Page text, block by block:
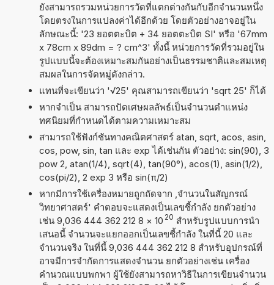
ยังสามารถรวมหน่วยการวัดที่แตกต่างกันกับอีกจำนวนหนึ่ง
โดยตรงในการแปลงค่าได้อีกด้วย โดยตัวอย่างอาจอยู่ใน
ลักษณะนี้: '23 ยอตตะบิต + 34 ยอตตะบิต SI' หรือ '67mm
x 78cm x 89dm = ? cm^3' ทั้งนี้ หน่วยการวัดที่รวมอยู่ใน
รูปแบบนี้จะต้องเหมาะสมกันอย่างเป็นธรรมชาติและสมเหตุ
สมผลในการจัดหมู่ดังกล่าว.
แทนที่จะเขียนว่า '√25' คุณสามารถเขียนว่า 'sqrt 25' ก็ได้
หากจำเป็น สามารถปัดเศษผลลัพธ์เป็นจำนวนตำแหน่ง
ทศนิยมที่กำหนดได้ตามความเหมาะสม
สามารถใช้ฟังก์ชันทางคณิตศาสตร์ atan, sqrt, acos, asin,
cos, pow, sin, tan และ exp ได้เช่นกัน ตัวอย่าง: sin(90), 3
pow 2, atan(1/4), sqrt(4), tan(90°), acos(1), asin(1/2),
cos(pi/2), 2 exp 3 หรือ sin(π/2)
หากมีการใช้เครื่องหมายถูกถัดจาก ,จำนวนในสัญกรณ์
วิทยาศาสตร์' คำตอบจะแสดงเป็นเลขชี้กำลัง ยกตัวอย่าง
เช่น 9,036 444 362 212 8 × 10 20 สำหรับรูปแบบการนำ
เสนอนี้ จำนวนจะแยกออกเป็นเลขชี้กำลัง ในที่นี้ 20 และ
จำนวนจริง ในที่นี้ 9,036 444 362 212 8 สำหรับอุปกรณ์ที่
อาจมีการจำกัดการแสดงจำนวน ยกตัวอย่างเช่น เครื่อง
คำนวณแบบพกพา ผู้ใช้ยังสามารถหาวิธีในการเขียนจำนวน